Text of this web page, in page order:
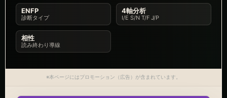
ENFP
診断タイプ
4軸分析
I/E S/N T/F J/P
相性
読み終わり導線
※本ページにはプロモーション（広告）が含まれています。